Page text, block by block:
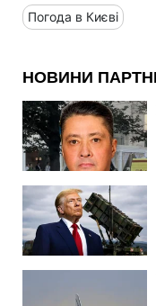
Погода в Києві